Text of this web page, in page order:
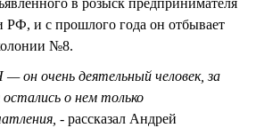
РФ, и с прошлого года он отбывает
№8.
очень деятельный человек, за
о нем только
- рассказал Андрей